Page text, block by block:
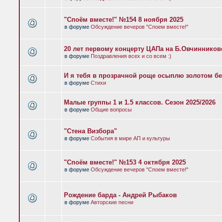
"Споём вместе!" №154 8 ноября 2025
в форуме Обсуждение вечеров "Споем вместе!"
20 лет первому концерту ЦАПа на
в форуме Поздравления всех и со всем :)
И я тебя в прозрачной роще осыплю золотом
в форуме Стихи
Малые группы 1 и 1.5 классов. Сезон 2025/2026
в форуме Общие вопросы
"Стена Визбора"
в форуме События в мире АП и культуры
"Споём вместе!" №153 4 октября 2025
в форуме Обсуждение вечеров "Споем вместе!"
Рождение барда - Андрей Рыбаков
в форуме Авторские песни